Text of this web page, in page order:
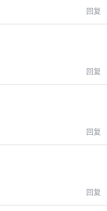
回复
回复
回复
回复